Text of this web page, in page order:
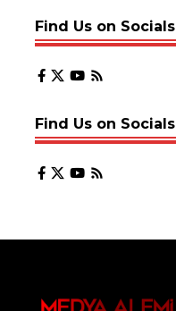
Find Us on Socials
Find Us on Socials